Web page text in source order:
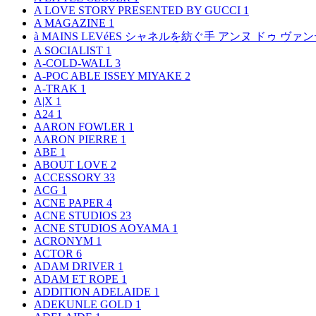
A LOVE STORY PRESENTED BY GUCCI 1
A MAGAZINE 1
à MAINS LEVéES シャネルを紡ぐ手 アンヌ ドゥ ヴァ
A SOCIALIST 1
A-COLD-WALL 3
A-POC ABLE ISSEY MIYAKE 2
A-TRAK 1
A|X 1
A24 1
AARON FOWLER 1
AARON PIERRE 1
ABE 1
ABOUT LOVE 2
ACCESSORY 33
ACG 1
ACNE PAPER 4
ACNE STUDIOS 23
ACNE STUDIOS AOYAMA 1
ACRONYM 1
ACTOR 6
ADAM DRIVER 1
ADAM ET ROPE 1
ADDITION ADELAIDE 1
ADEKUNLE GOLD 1